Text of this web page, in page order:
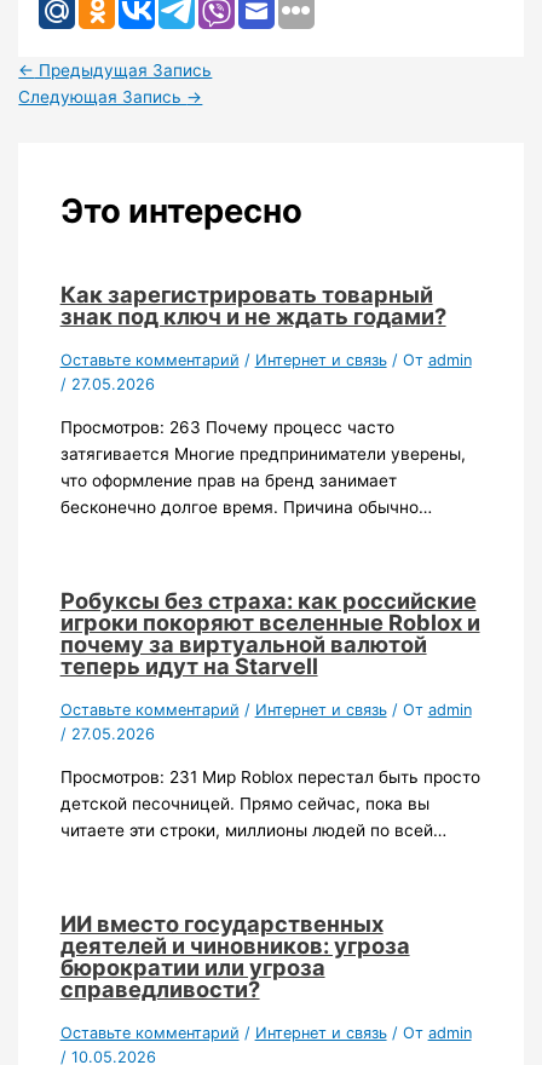
← Предыдущая Запись
Следующая Запись →
Это интересно
Как зарегистрировать товарный
знак под ключ и не ждать годами?
Оставьте комментарий / Интернет и связь/ От admin
/ 27.05.2026
Просмотров: 263 Почему процесс часто
затягивается Многие предприниматели уверены,
что оформление прав на бренд занимает
бесконечно долгое время. Причина обычно…
Робуксы без страха: как российские
игроки покоряют вселенные Roblox и
почему за виртуальной валютой
теперь идут на Starvell
Оставьте комментарий / Интернет и связь/ От admin
/ 27.05.2026
Просмотров: 231 Мир Roblox перестал быть просто
детской песочницей. Прямо сейчас, пока вы
читаете эти строки, миллионы людей по всей…
ИИ вместо государственных
деятелей и чиновников: угроза
бюрократии или угроза
справедливости?
Оставьте комментарий / Интернет и связь/ От admin
/ 10.05.2026